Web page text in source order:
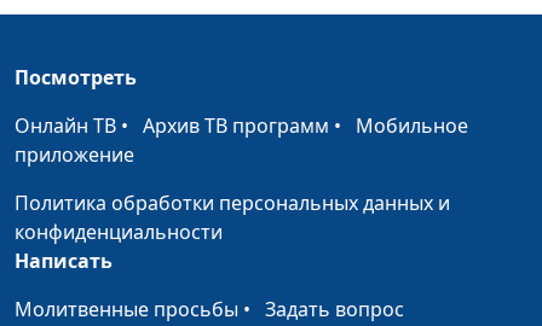
забыть
Отдай сердце Богу! Андрей Дядченко
У ног Твоих
Люди ходят по свету Андрей Дядченко
Господи, прости
Открываю дверь Михаил Волгин
Посмотреть
Онлайн ТВ • Архив ТВ программ • Мобильное
приложение
Политика обработки персональных данных и
конфиденциальности
Написать
Молитвенные просьбы • Задать вопрос